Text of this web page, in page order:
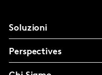
Soluzioni
Perspectives